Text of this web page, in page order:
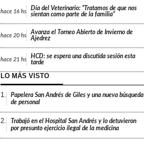
hace 16 hs
Día del Veterinario: “Tratamos de que nos
sientan como parte de la familia”
hace 20 hs
Avanza el Torneo Abierto de Invierno de
Ajedrez
hace 21 hs
HCD: se espera una discutida sesión esta
tarde
LO MÁS VISTO
1.
Papelera San Andrés de Giles y una nueva búsqueda
de personal
2.
Trabajó en el Hospital San Andrés y lo detuvieron
por presunto ejercicio ilegal de la medicina